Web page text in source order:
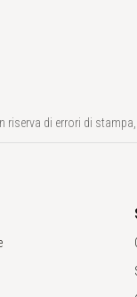
di errori di stampa,